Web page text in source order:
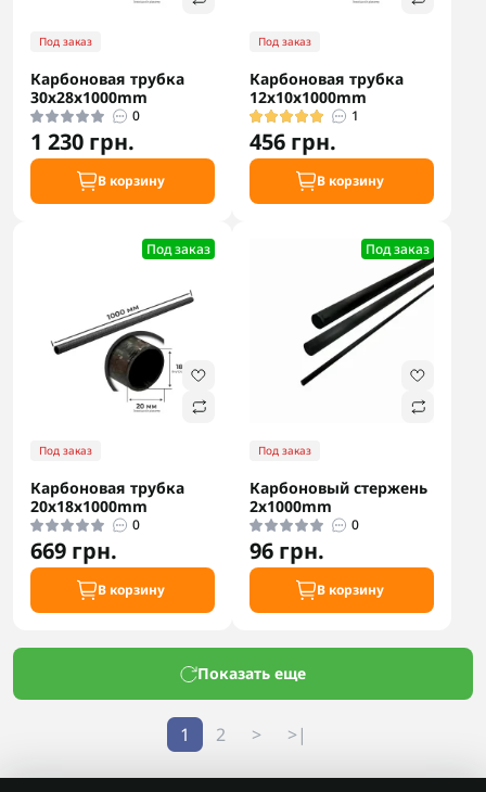
Под заказ
Карбоновая трубка
30х28х1000mm
0
1 230 грн.
В корзину
Под заказ
Карбоновая трубка
12х10х1000mm
1
456 грн.
В корзину
Под заказ
Под заказ
Карбоновая трубка
20х18х1000mm
0
669 грн.
В корзину
Под заказ
Под заказ
Карбоновый стержень
2х1000mm
0
96 грн.
В корзину
Показать еще
1 2 > >|